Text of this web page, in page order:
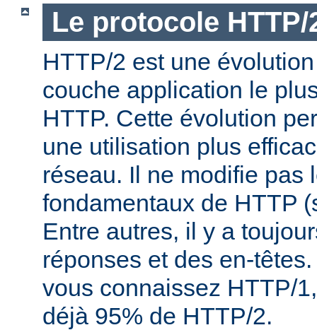
Le protocole HTTP/
HTTP/2 est une
couche application le
HTTP. Cette évolution
une utilisation plus
réseau. Il ne modifie pas
fondamentaux de HTTP
Entre autres, il y a
réponses et des en-
vous connaissez HTTP/
déjà 95% de HTTP/2.